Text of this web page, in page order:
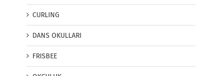
CURLING
DANS OKULLARI
FRISBEE